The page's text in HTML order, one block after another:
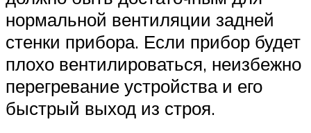
нормальной вентиляции задней
стенки прибора. Если прибор будет
плохо вентилироваться, неизбежно
перегревание устройства и его
быстрый выход из строя.